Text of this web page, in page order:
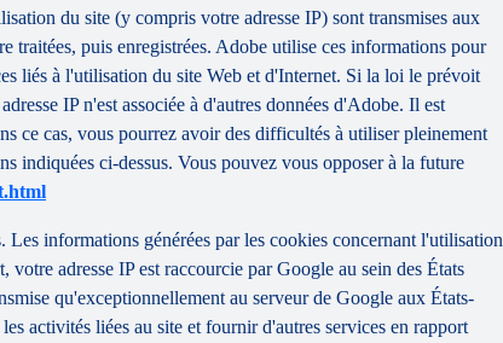
du site (y compris votre adresse IP) sont transmises aux
traitées, puis enregistrées. Adobe utilise ces informations pour
liés à l'utilisation du site Web et d'Internet. Si la loi le prévoit
IP n'est associée à d'autres données d'Adobe. Il est
ce cas, vous pourrez avoir des difficultés à utiliser pleinement
indiquées ci-dessus. Vous pouvez vous opposer à la future
informations générées par les cookies concernant l'utilisation
adresse IP est raccourcie par Google au sein des États
qu'exceptionnellement au serveur de Google aux États-
activités liées au site et fournir d'autres services en rapport